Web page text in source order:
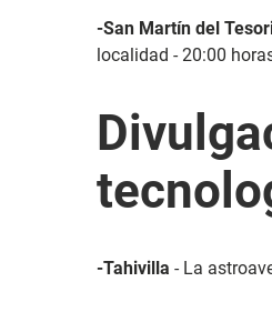
-San Martín del
localidad - 20:00
-Tahivilla - La